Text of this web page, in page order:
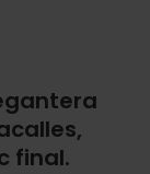
final.